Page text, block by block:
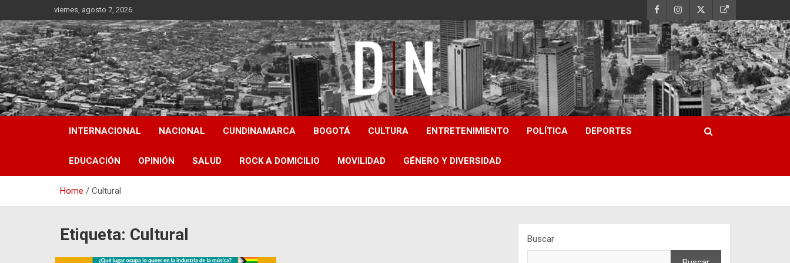
to
content
viernes, agosto 7, 2026
Diámetro Noticias
INTERNACIONAL NACIONAL CUNDINAMARCA BOGOTÁ CULTURA ENTRETENIMIENTO POLÍTICA DEPORTES
EDUCACIÓN OPINIÓN SALUD ROCK A DOMICILIO MOVILIDAD GÉNERO Y DIVERSIDAD
Home Cultural
Etiqueta: Cultural Buscar